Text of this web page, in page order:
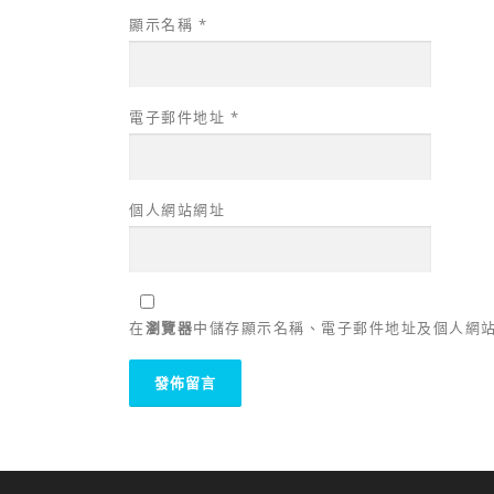
顯示名稱 *
電子郵件地址 *
個人網站網址
在瀏覽器中儲存顯示名稱、電子郵件地址及個人網